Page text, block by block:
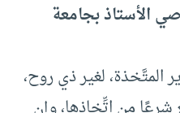
الأستاذ بجامعة
المتَّخذة، لغير ذي روح،